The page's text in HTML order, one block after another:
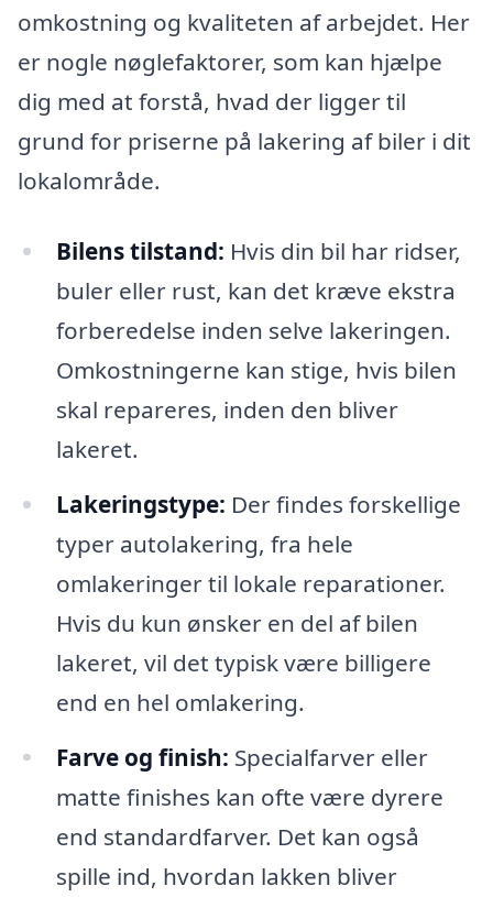
omkostning og kvaliteten af arbejdet. Her
er nogle nøglefaktorer, som kan hjælpe
dig med at forstå, hvad der ligger til
grund for priserne på lakering af biler i dit
lokalområde.
Bilens tilstand: Hvis din bil har ridser,
buler eller rust, kan det kræve ekstra
forberedelse inden selve lakeringen.
Omkostningerne kan stige, hvis bilen
skal repareres, inden den bliver
lakeret.
Lakeringstype: Der findes forskellige
typer autolakering, fra hele
omlakeringer til lokale reparationer.
Hvis du kun ønsker en del af bilen
lakeret, vil det typisk være billigere
end en hel omlakering.
Farve og finish: Specialfarver eller
matte finishes kan ofte være dyrere
end standardfarver. Det kan også
spille ind, hvordan lakken bliver